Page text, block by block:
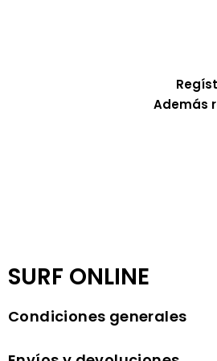
Además
SURF ONLINE
Condiciones generales